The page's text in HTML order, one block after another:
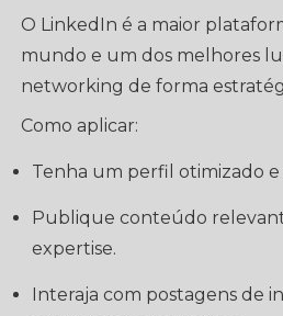
O LinkedIn é a maior
mundo e um dos melhores
networking de forma
Como aplicar:
Tenha um perfil otimizado
Publique conteúdo relevante para mostrar sua
expertise.
Interaja com postagens de influenciadores e